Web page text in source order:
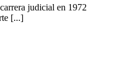
judicial en 1972
[...]